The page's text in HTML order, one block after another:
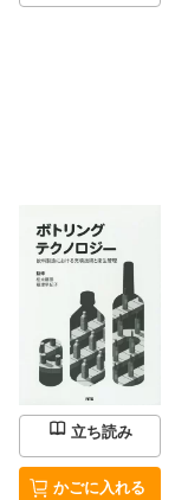
立ち読み
かごに入れる